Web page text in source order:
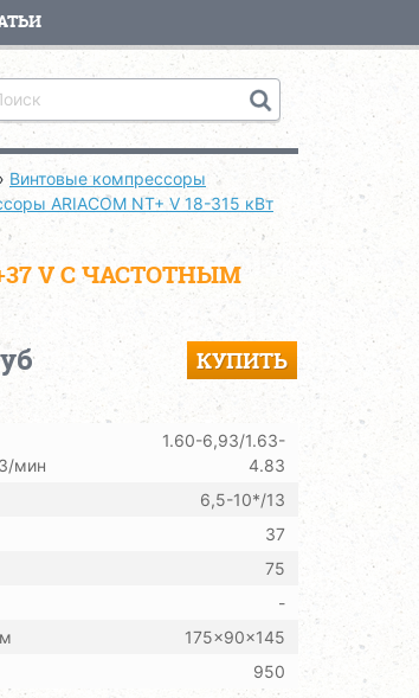
Винтовые компрессоры
ARIACOM NT+ V 18-315 кВт
V С ЧАСТОТНЫМ
КУПИТЬ
мин
1.60-6,93/1.63-
4.83
6,5-10*/13
37
75
-
175x90x145
950